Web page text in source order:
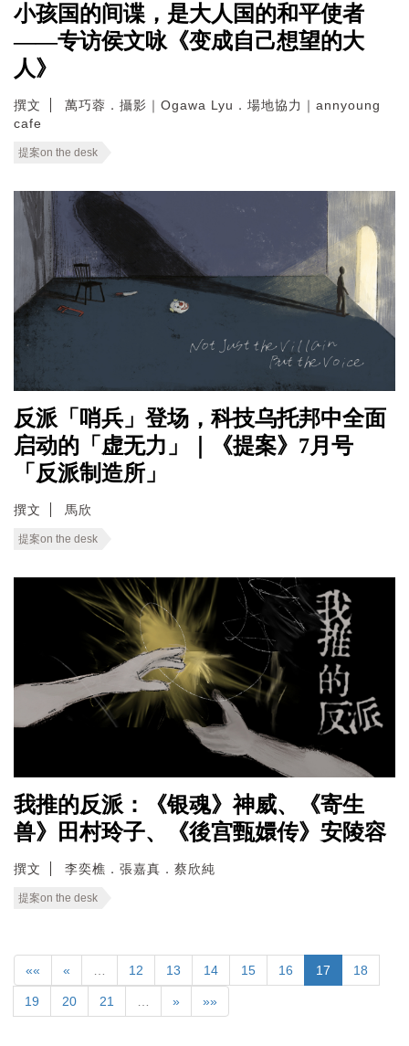
小孩国的间谍，是大人国的和平使者
——专访侯文咏《变成自己想望的大
人》
撰文
萬巧蓉．攝影｜Ogawa Lyu．場地協力｜annyoung
cafe
提案on the desk
反派「哨兵」登场，科技乌托邦中全面
启动的「虚无力」｜《提案》7月号
「反派制造所」
撰文 馬欣
提案on the desk
我推的反派：《银魂》神威、《寄生
兽》田村玲子、《後宫甄嬛传》安陵容
撰文 李奕樵．張嘉真．蔡欣純
提案on the desk
«« « 12 13 14 15 16 17 18
19 20 21 » »»